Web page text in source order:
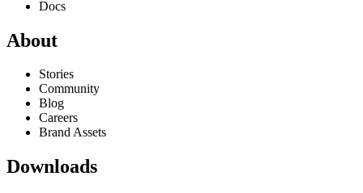
Docs
About
Stories
Community
Blog
Careers
Brand Assets
Downloads